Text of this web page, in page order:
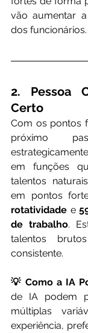
vão aumentar
dos funcionários.
2. Pessoa
Certo
Com os pontos
próximo
em funções
talentos
em pontos
rotatividade e
de trabalho.
talentos
consistente.
💡 Como a IA
de IA podem
múltiplas
experiência,